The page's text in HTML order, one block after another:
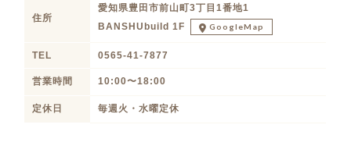
住所
愛知県豊田市前山町3丁目1番地1
BANSHUbuild 1F
GoogleMap
TEL 0565-41-7877
営業時間 10:00〜18:00
定休日 毎週火・水曜定休